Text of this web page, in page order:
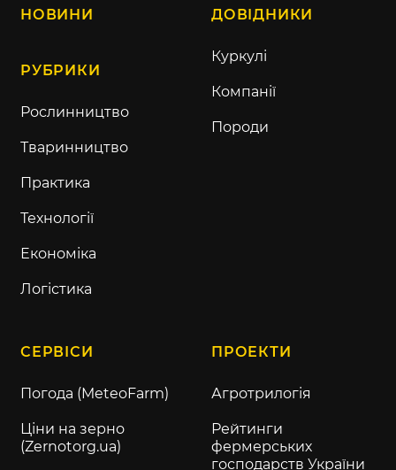
НОВИНИ
РУБРИКИ
Рослинництво
Тваринництво
Практика
Технології
Економіка
Логістика
ДОВІДНИКИ
Куркулі
Компанії
Породи
СЕРВІСИ
Погода (MeteoFarm)
Ціни на зерно
(Zernotorg.ua)
ПРОЕКТИ
Агротрилогія
Рейтинги
фермерських
господарств України